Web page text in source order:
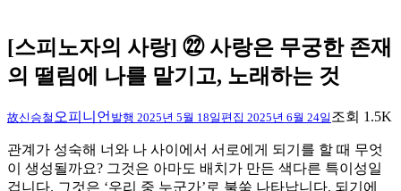
[스피노자의 사랑] ㉒ 사랑은 무궁한 존재
의 떨림에 나를 맡기고, 노래하는 것
故신승철 오피니언 발행 2025년 5월 18일 편집 2025년 6월 24일 조회 1.5K
관계가 성숙해 너와 나 사이에서 서로에게 되기를 할 때 무엇
이 생성될까요? 그것은 아마도 배치가 만든 색다른 특이성일
겁니다. 그것은 ‘우리 중 누군가’로 불쑥 나타납니다. 되기에